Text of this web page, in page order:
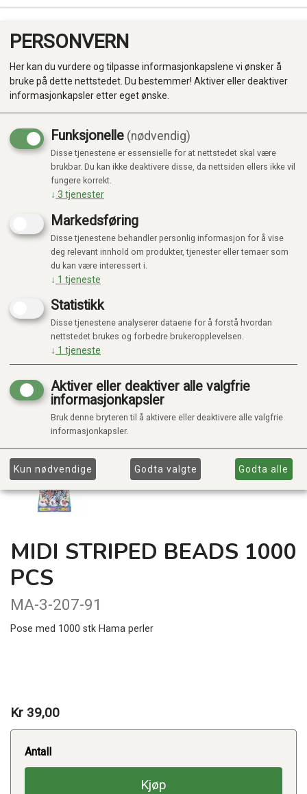
Produkter
Kategorier
MIDI STRIPED BEADS 1000
PCS
MA-3-207-91
Pose med 1000 stk Hama perler
Kr 39,00
Antall
Kjøp
PERSONVERN
Her kan du vurdere og tilpasse informasjonkapslene vi ønsker å
bruke på dette nettstedet. Du bestemmer! Aktiver eller deaktiver
informasjonkapsler etter eget ønske.
Funksjonelle (nødvendig)
Disse tjenestene er essensielle for at nettstedet skal være
brukbar. Du kan ikke deaktivere disse, da nettsiden ellers ikke vil
fungere korrekt.
↓ 3 tjenester
Markedsføring
Disse tjenestene behandler personlig informasjon for å vise
deg relevant innhold om produkter, tjenester eller temaer som
du kan være interessert i.
↓ 1 tjeneste
Statistikk
Disse tjenestene analyserer dataene for å forstå hvordan
nettstedet brukes og forbedre brukeropplevelsen.
↓ 1 tjeneste
Aktiver eller deaktiver alle valgfrie
informasjonkapsler
Bruk denne bryteren til å aktivere eller deaktivere alle valgfrie
informasjonkapsler.
Kun nødvendige Godta valgte Godta alle